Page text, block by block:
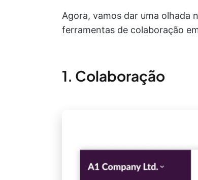
Agora, vamos dar uma olhada
ferramentas de colaboração
1. Colaboração